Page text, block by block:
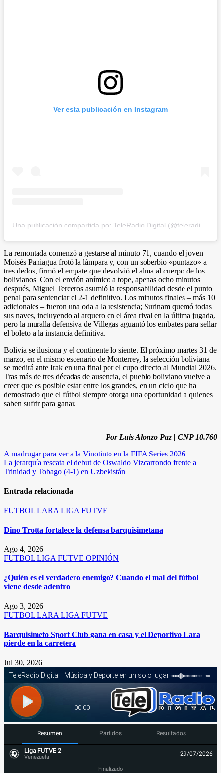
Ver esta publicación en Instagram
La remontada comenzó a gestarse al minuto 71, cuando el joven
Moisés Paniagua frotó la lámpara y, con un soberbio «puntazo» a
tres dedos, firmó el empate que devolvió el alma al cuerpo de los
bolivianos. Con el envión anímico a tope, apenas ocho minutos
después, Miguel Terceros asumió la responsabilidad desde el punto
penal para sentenciar el 2-1 definitivo. Los minutos finales – más 10
adicionales – fueron una oda a la resistencia; Surinam quemó todas
sus naves, incluyendo al arquero en el área rival en la última jugada,
pero la muralla defensiva de Villegas aguantó los embates para sellar
el boleto a la instancia definitiva.
Bolivia se ilusiona y el continente lo siente. El próximo martes 31 de
marzo, en el mismo escenario de Monterrey, la selección boliviana
se medirá ante Irak en una final por el cupo directo al Mundial 2026.
Tras más de tres décadas de ausencia, el pueblo boliviano vuelve a
creer que es posible estar entre los grandes, en un ciclo que ha
demostrado que el fútbol siempre otorga una oportunidad a quienes
saben sufrir para ganar.
Por Luis Alonzo Paz | CNP 10.760
Navegación
de
A madrugar para ver a la Vinotinto en la FIFA Series 2026
La jerarquía rescata el debut de Oswaldo Vizcarrondo frente a
Trinidad y Tobago (4-1) en Uzbekistán
Entrada relacionada
FUTBOL LARA LIGA FUTVE
Dino Trotta fortalece la defensa barquisimetana
Ago 4, 2026
FUTBOL LIGA FUTVE OPINIÓN
¿Quién es el verdadero enemigo? Cuando el mal del fútbol
viene desde adentro
Ago 3, 2026
FUTBOL LARA LIGA FUTVE
Barquisimeto Sport Club gana en casa y el Deportivo Lara
pierde en la carretera
Jul 30, 2026
Resumen Partidos Resultados
Liga FUTVE 2
Venezuela 29/07/2026
Finalizado